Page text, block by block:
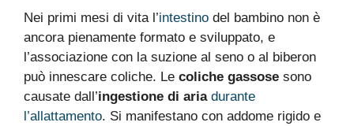
Nei primi mesi di vita l’intestino del bambino non è
ancora pienamente formato e sviluppato, e
l’associazione con la suzione al seno o al biberon
può innescare coliche. Le coliche gassose sono
causate dall’ingestione di aria durante
l’allattamento. Si manifestano con addome rigido e